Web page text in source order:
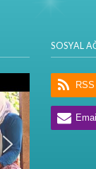
SOSYAL
RSS